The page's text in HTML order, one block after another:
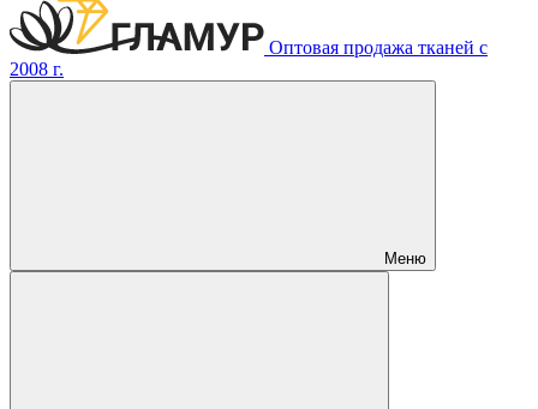
Оптовая продажа тканей с
2008 г.
Меню